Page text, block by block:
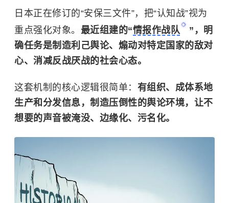
日本正在修订的“安保三文件”，把“认知战”视为
重点强化对象。 最近组建的“情报作战队
”，明
确任务是制造利己舆论、煽动对特定国家的敌对
心、消减反战厌战的社会心态。
这套机制的核心逻辑很简单： 有组织、成体系地
生产和分发信息，制造压倒性的舆论环境，让不
想要的声音被淹没、边缘化、污名化。